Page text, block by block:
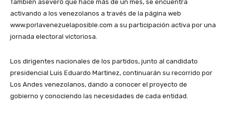
También aseveró que hace más de un mes, se encuentra
activando a los venezolanos a través de la página web
www.porlavenezuelaposible.com a su participación activa por una
jornada electoral victoriosa.
Los dirigentes nacionales de los partidos, junto al candidato
presidencial Luis Eduardo Martinez, continuarán su recorrido por
Los Andes venezolanos, dando a conocer el proyecto de
gobierno y conociendo las necesidades de cada entidad.